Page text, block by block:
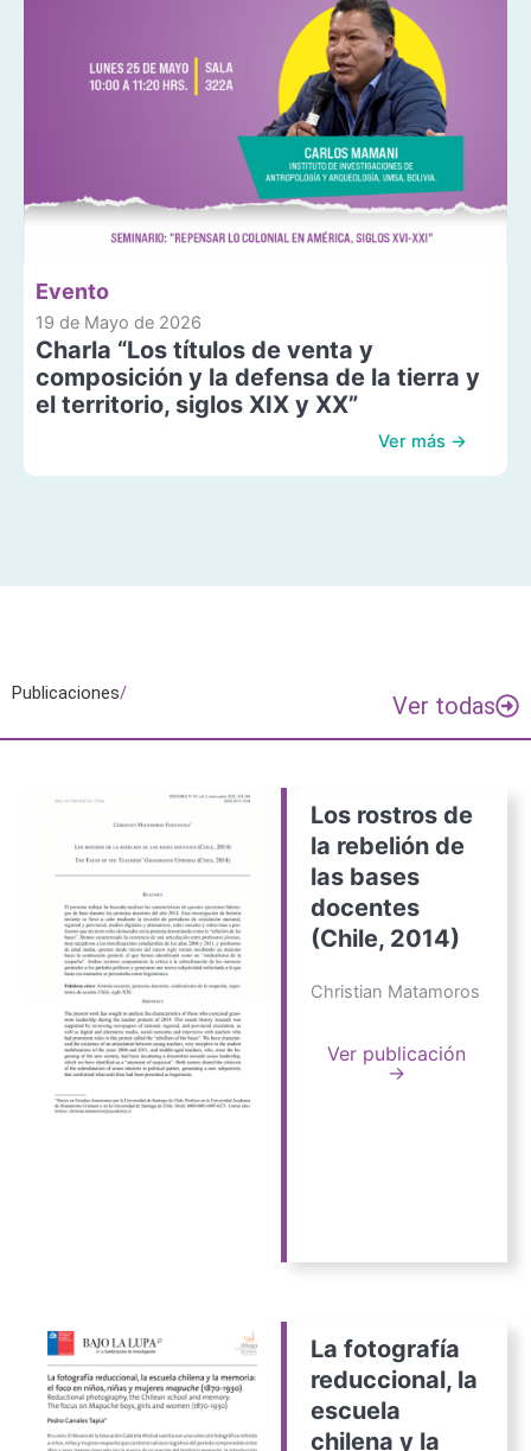
Evento
19 de Mayo de 2026
Charla “Los títulos de venta y
composición y la defensa de la tierra y
el territorio, siglos XIX y XX”
Ver más →
Publicaciones/ Ver todas
Los rostros de
la rebelión de
las bases
docentes
(Chile, 2014)
Christian Matamoros
Ver publicación
→
La fotografía
reduccional, la
escuela
chilena y la